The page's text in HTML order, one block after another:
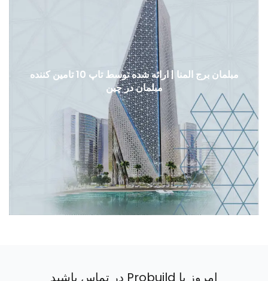
مبلمان برج المنا | ارائه شده توسط تاپ 10 تامین کننده
مبلمان در چین
امروز با Probuild در تماس باشید